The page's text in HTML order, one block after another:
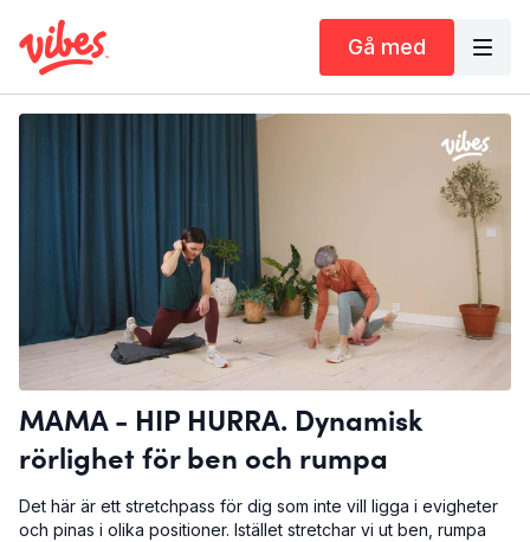
Gå med
MAMA - HIP HURRA. Dynamisk
rörlighet för ben och rumpa
Det här är ett stretchpass för dig som inte vill ligga i evigheter
och pinas i olika positioner. Istället stretchar vi ut ben, rumpa